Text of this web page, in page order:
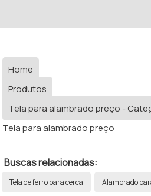
Home
Produtos
Tela para alambrado preço -
Tela para alambrado preço
Buscas relacionadas:
Tela de ferro para cerca Alambrado